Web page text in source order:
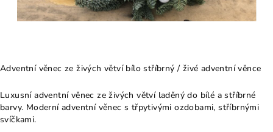
Adventní věnec ze živých větví bílo stříbrný / živé adventní věnce
Luxusní adventní věnec ze živých větví laděný do bílé a stříbrné
barvy. Moderní adventní věnec s třpytivými ozdobami, stříbrnými
svíčkami.